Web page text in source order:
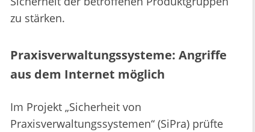
zu stärken.
Praxisverwaltungssysteme: Angriffe
aus dem Internet möglich
Im Projekt „Sicherheit von
Praxisverwaltungssystemen“ (SiPra) prüfte